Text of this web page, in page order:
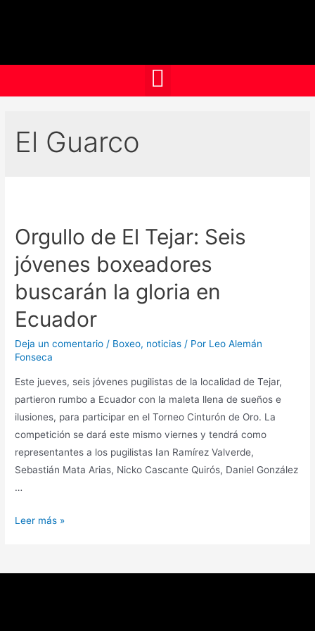
El Guarco
Orgullo de El Tejar: Seis
jóvenes boxeadores
buscarán la gloria en
Ecuador
Deja un comentario / Boxeo, noticias / Por Leo Alemán
Fonseca
Este jueves, seis jóvenes pugilistas de la localidad de Tejar,
partieron rumbo a Ecuador con la maleta llena de sueños e
ilusiones, para participar en el Torneo Cinturón de Oro. La
competición se dará este mismo viernes y tendrá como
representantes a los pugilistas Ian Ramírez Valverde,
Sebastián Mata Arias, Nicko Cascante Quirós, Daniel González
…
Leer más »